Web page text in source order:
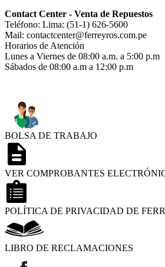
Contact Center - Venta de Repuestos
Teléfono: Lima: (51-1) 626-5600
Mail: contactcenter@ferreyros.com.pe
Horarios de Atención
Lunes a Viernes de 08:00 a.m. a 5:00 p.m
Sábados de 08:00 a.m a 12:00 p.m
BOLSA DE TRABAJO
VER COMPROBANTES
POLÍTICA DE PRIVACIDAD DE
LIBRO DE RECLAMACIONES